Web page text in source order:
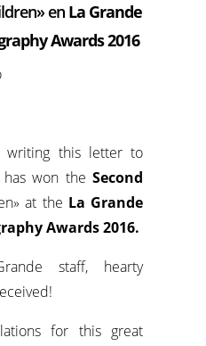
en La Grande
Awards 2016
writing this letter to
has won theSecond
at the La Grande
Awards 2016.
staff, hearty
for this great